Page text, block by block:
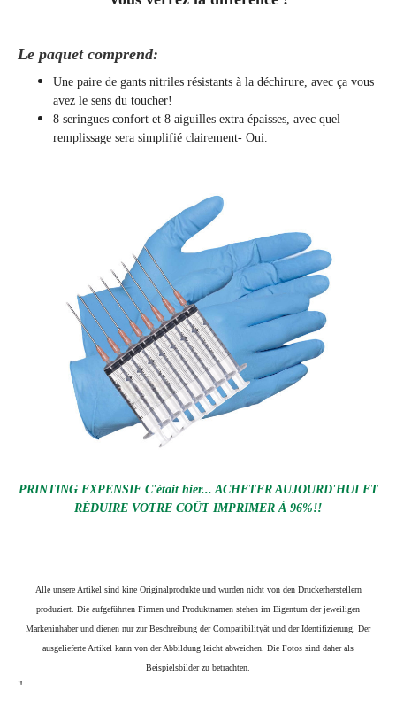
Le paquet comprend:
Une paire de gants nitriles résistants à la déchirure, avec ça vous
avez le sens du toucher!
8 seringues confort et 8 aiguilles extra épaisses, avec quel
remplissage sera simplifié clairement- Oui.
PRINTING EXPENSIF C'était hier... ACHETER AUJOURD'HUI ET
RÉDUIRE VOTRE COÛT IMPRIMER À 96%!!
Alle unsere Artikel sind kine Originalprodukte und wurden nicht von den Druckerherstellern
produziert. Die aufgeführten Firmen und Produktnamen stehen im Eigentum der jeweiligen
Markeninhaber und dienen nur zur Beschreibung der Compatibilityät und der Identifizierung. Der
ausgelieferte Artikel kann von der Abbildung leicht abweichen. Die Fotos sind daher als
Beispielsbilder zu betrachten.
"